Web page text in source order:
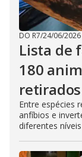
DO R7/24/06/2026
Lista de
180
retirados
Entre espécies
anfíbios e
diferentes